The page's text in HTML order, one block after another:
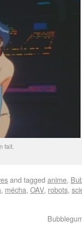
fait.
and tagged anime,
, mécha, OAV, robots,